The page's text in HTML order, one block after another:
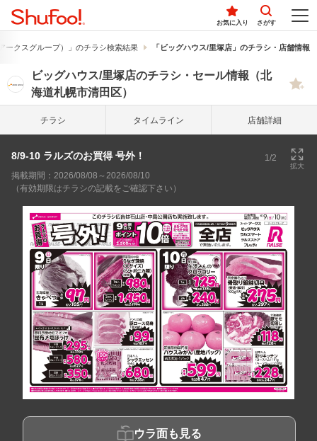
お気に入り さがす
ークスグループ）」のチラシ検索結果 「ビッグハウス/里塚店」のチラシ・店舗情報
ビッグハウス/里塚店のチラシ・セール情報（北
海道札幌市清田区）
チラシ タイム ライン 店舗詳細
8/9-10 ラルズのお買得 号外！ 1/2
拡大
掲載期間：2026/08/08～2026/08/10
（有効期限はチラシの記載をご確認下さい）
ウラ面も見る